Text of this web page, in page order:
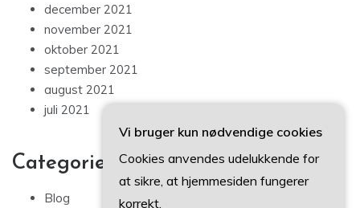
december 2021
november 2021
oktober 2021
september 2021
august 2021
juli 2021
Categories
Blog
Vi bruger kun nødvendige cookies
Cookies anvendes udelukkende for
at sikre, at hjemmesiden fungerer
korrekt.